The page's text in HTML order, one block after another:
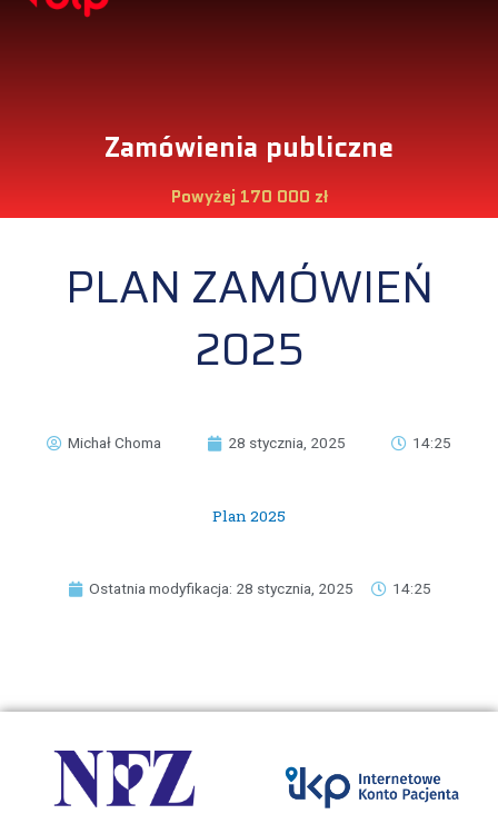
Zamówienia publiczne
Powyżej 170 000 zł
PLAN ZAMÓWIEŃ
2025
Michał Choma 28 stycznia, 2025 14:25
Plan 2025
Ostatnia modyfikacja: 28 stycznia, 2025 14:25